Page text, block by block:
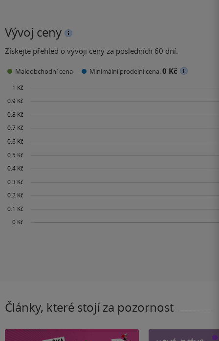
Vývoj ceny
Získejte přehled o vývoji ceny za posledních 60 dní.
Maloobchodní cena Minimální prodejní cena:0 Kč
Články, které stojí za pozornost